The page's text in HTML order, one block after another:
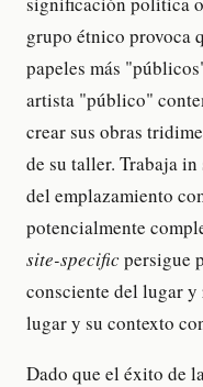
grupo étnico provoca
papeles más
artista "público"
crear sus obras
de su taller. Trabaja
del emplazamiento
potencialmente
site-specificpersigue
consciente del lugar
lugar y su contexto
Dado que el éxito de